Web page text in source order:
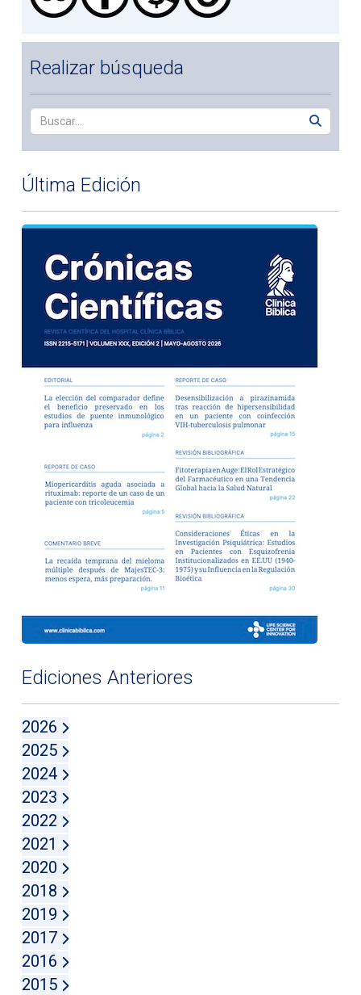
Realizar búsqueda
Última Edición
Ediciones Anteriores
2026
2025
2024
2023
2022
2021
2020
2018
2019
2017
2016
2015